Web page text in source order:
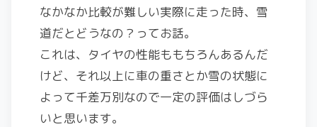
なかなか比較が難しい実際に走った時、雪
道だとどうなの？ってお話。
これは、タイヤの性能ももちろんあるんだ
けど、それ以上に車の重さとか雪の状態に
よって千差万別なので一定の評価はしづら
いと思います。